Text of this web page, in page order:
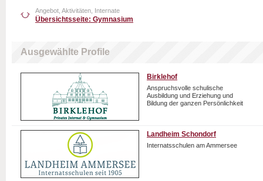
Angebot, Aktivitäten, Internate
Übersichtsseite: Gymnasium
Ausgewählte Profile
Birklehof
Anspruchsvolle schulische
Ausbildung und Erziehung und
Bildung der ganzen Persönlichkeit
Landheim Schondorf
Internatsschulen am Ammersee